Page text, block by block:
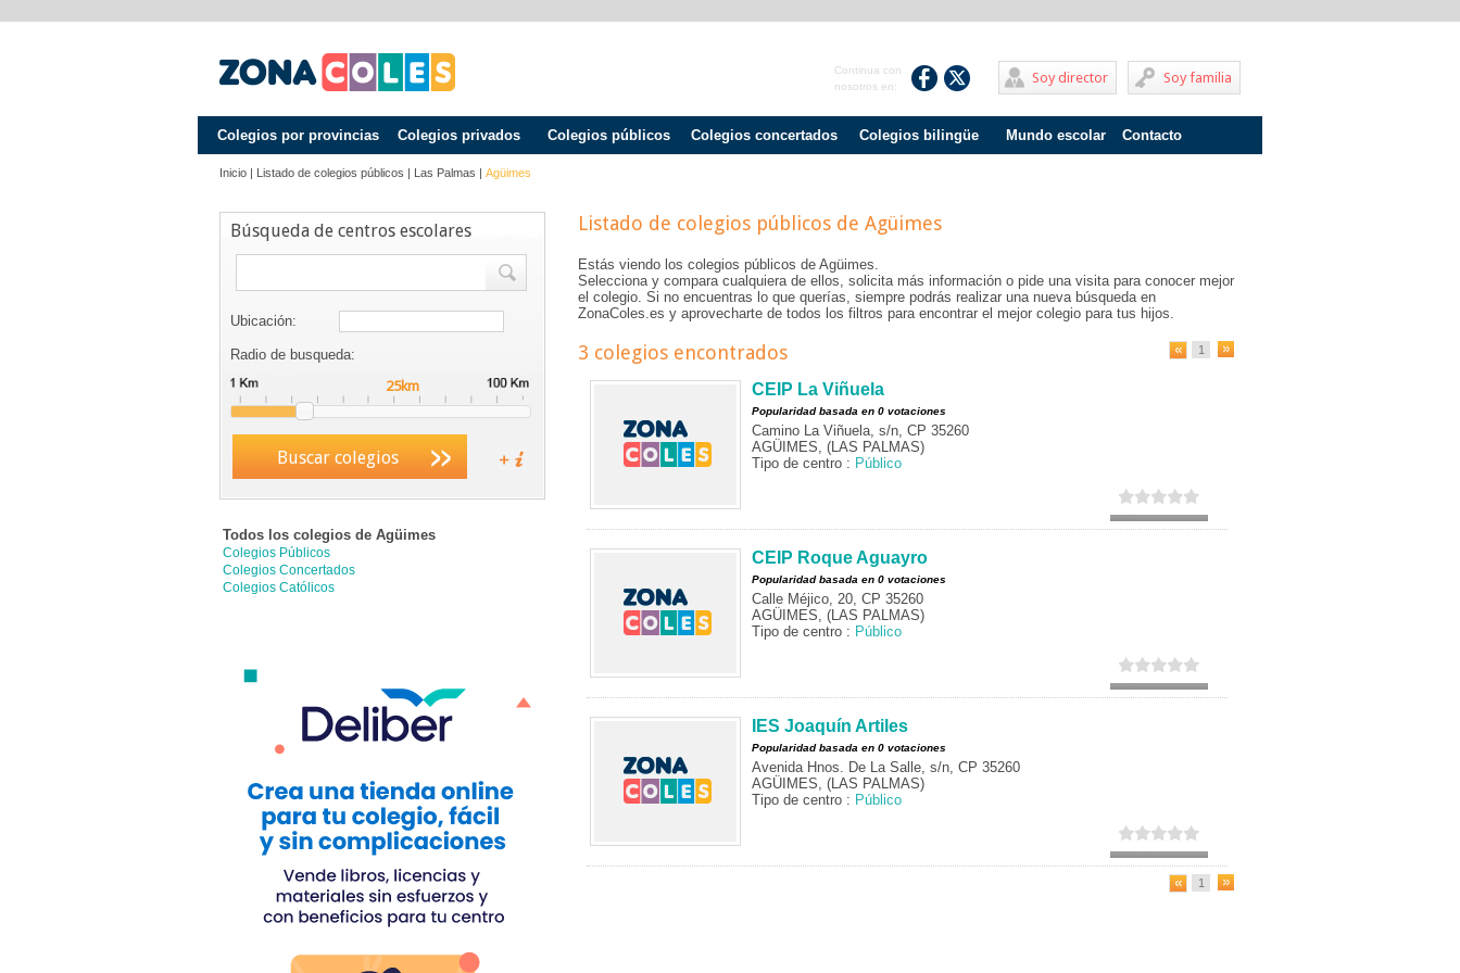
Soy familia
Soy director
Continua con
nosotros en:
Colegios por provincias Colegios privados Colegios públicos Colegios concertados Colegios bilingüe Mundo escolar
Fracaso escolar
Acoso escolar
Contacto
Inicio | Listado de colegios públicos | Las Palmas | Agüimes
Búsqueda de centros escolares
Ubicación:
Radio de busqueda:
Buscar colegios
Todos los colegios de Agüimes
Colegios Públicos
Colegios Concertados
Colegios Católicos
Listado de colegios públicos de Agüimes
Estás viendo los colegios públicos de Agüimes.
Selecciona y compara cualquiera de ellos, solicita más información o pide una visita para conocer mejor
el colegio. Si no encuentras lo que querías, siempre podrás realizar una nueva búsqueda en
ZonaColes.es y aprovecharte de todos los filtros para encontrar el mejor colegio para tus hijos.
3 colegios encontrados 1
CEIP La Viñuela
Popularidad basada en 0 votaciones
Camino La Viñuela, s/n, CP 35260
AGÜIMES, (LAS PALMAS)
Tipo de centro : Público
CEIP Roque Aguayro
Popularidad basada en 0 votaciones
Calle Méjico, 20, CP 35260
AGÜIMES, (LAS PALMAS)
Tipo de centro : Público
IES Joaquín Artiles
Popularidad basada en 0 votaciones
Avenida Hnos. De La Salle, s/n, CP 35260
AGÜIMES, (LAS PALMAS)
Tipo de centro : Público
1